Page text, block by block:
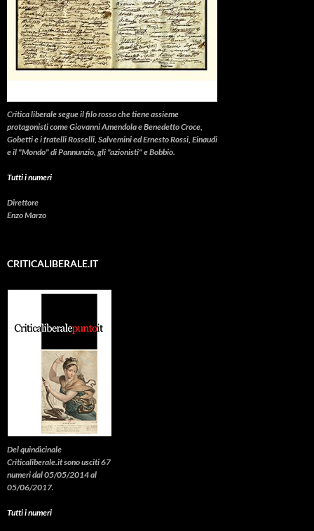
Critica liberalesegue il filo rosso che tiene assieme
protagonisti come Giovanni Amendola e Benedetto Croce,
Gobetti e i fratelli Rosselli, Salvemini ed Ernesto Rossi, Einaudi
e il "Mondo" di Pannunzio, gli "azionisti" e Bobbio.
Tutti i numeri
Direttore
Enzo Marzo
CRITICALIBERALE.IT
Del quindicinale
Criticaliberale.it sono usciti 67
numeri dal 05/05/2014 al
05/06/2017.
Tutti i numeri